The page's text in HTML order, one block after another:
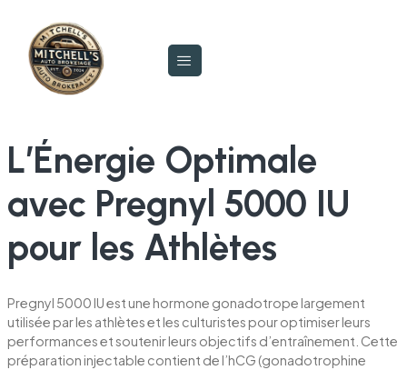
L’Énergie Optimale
avec Pregnyl 5000 IU
pour les Athlètes
Pregnyl 5000 IU est une hormone gonadotrope largement
utilisée par les athlètes et les culturistes pour optimiser leurs
performances et soutenir leurs objectifs d’entraînement. Cette
préparation injectable contient de l’hCG (gonadotrophine